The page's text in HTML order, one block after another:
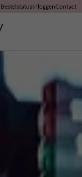
BestelstatusInloggenContact